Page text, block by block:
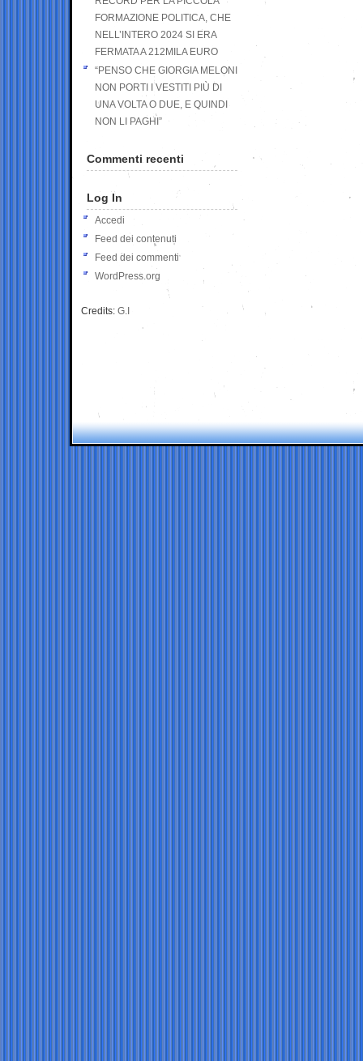
FORMAZIONE POLITICA, CHE
NELL’INTERO 2024 SI ERA
FERMATA A 212MILA EURO
“PENSO CHE GIORGIA MELONI
NON PORTI I VESTITI PIÙ DI
UNA VOLTA O DUE, E QUINDI
NON LI PAGHI”
Commenti recenti
Log In
Accedi
Feed dei contenuti
Feed dei commenti
WordPress.org
Credits: G.I